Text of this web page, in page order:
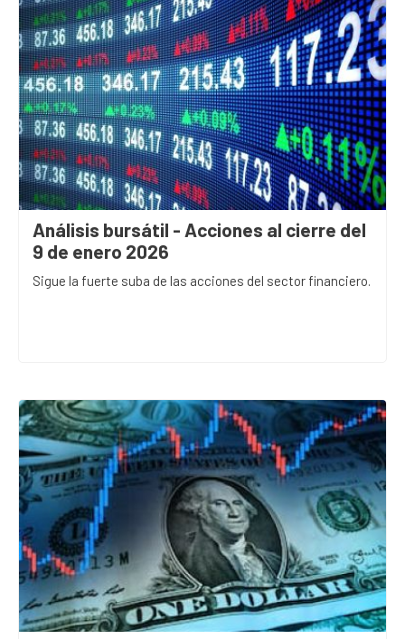
Análisis bursátil - Acciones al cierre del
9 de enero 2026
Sigue la fuerte suba de las acciones del sector financiero.